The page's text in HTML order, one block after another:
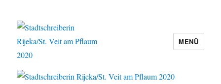
Stadtschreiberin Rijeka/St. Veit am
MENÜ